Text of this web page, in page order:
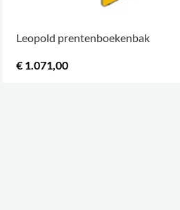
Leopold prentenboekenbak
€ 1.071,00